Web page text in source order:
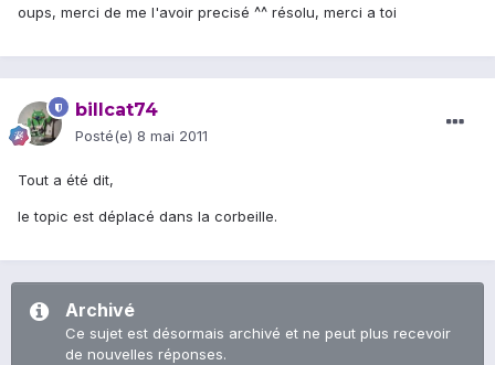
oups, merci de me l'avoir precisé ^^ résolu, merci a toi
billcat74
Posté(e) 8 mai 2011
Tout a été dit,
le topic est déplacé dans la corbeille.
Archivé
Ce sujet est désormais archivé et ne peut plus recevoir
de nouvelles réponses.